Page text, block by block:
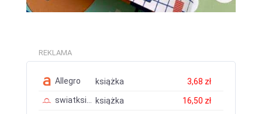
REKLAMA
Allegro książka
3,68 zł
swiatksiazki.pl
książka
16,50 zł